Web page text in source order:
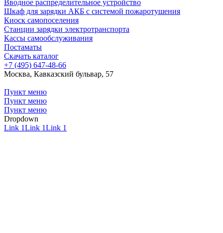
Вводное распределительное устройство
Шкаф для зарядки АКБ с системой пожаротушения
Киоск самопоселения
Станции зарядки электротранспорта
Кассы самообслуживания
Постаматы
Скачать каталог
+7 (495) 647-48-66
Москва, Кавказский бульвар, 57
Пункт меню
Пункт меню
Пункт меню
Dropdown
Link 1Link 1Link 1